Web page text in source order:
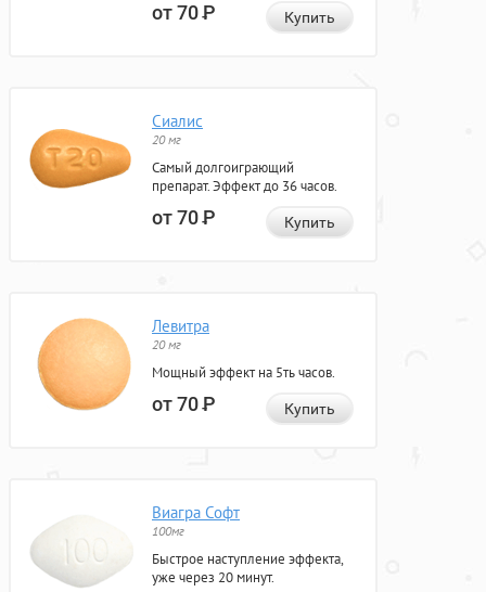
от 70Р Купить
Сиалис
20 мг
Самый долгоиграющий
препарат. Эффект до 36 часов.
от 70Р Купить
Левитра
20 мг
Мощный эффект на 5ть часов.
от 70Р Купить
Виагра Софт
100мг
Быстрое наступление эффекта,
уже через 20 минут.